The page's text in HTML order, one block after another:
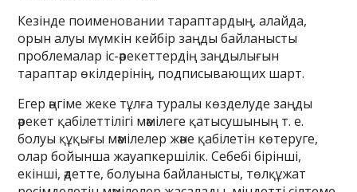
Кезінде поименовании тараптардың, алайда,
орын алуы мүмкін кейбір заңды байланысты
проблемалар іс-әрекеттердің заңдылығын
тараптар өкілдерінің, подписывающих шарт.
Егер әңгіме жеке тұлға туралы көзделуде заңды
әрекет қабілеттілігі мәмілеге қатысушының т. е.
болуы құқығы мәмілелер және қабілетін көтеруге,
олар бойынша жауапкершілік. Себебі бірінші,
екінші, әдетте, болуына байланысты, төлқұжат